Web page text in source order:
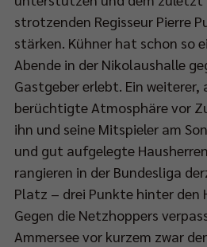
strotzenden Regisseur Pierre
stärken. Kühner hat schon so
Abende in der Nikolaushalle
Gastgeber erlebt. Ein weiterer,
berüchtigte Atmosphäre vor
ihn und seine Mitspieler am
und gut aufgelegte
rangieren in der Bundesliga
Platz – drei Punkte hinter
Gegen die Netzhoppers
Ammersee vor kurzem zwar
bit.ly/SPORT1StreamPokalfinale